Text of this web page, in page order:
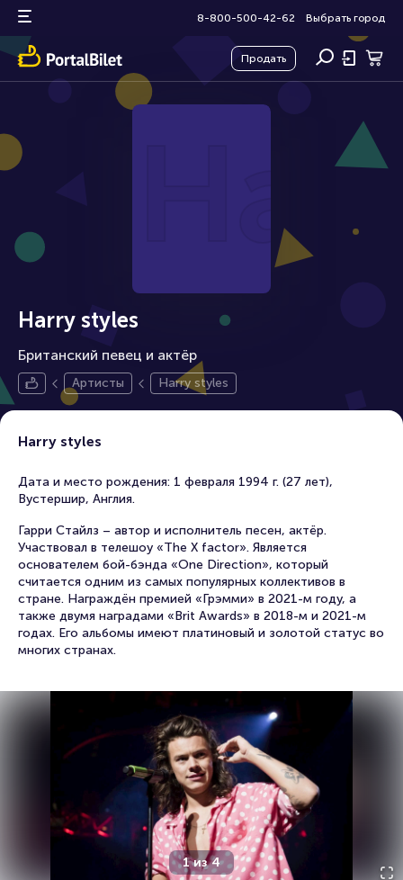
8-800-500-42-62 Выбрать город
Продать
Harry styles
Британский певец и актёр
Артисты Harry styles
Harry styles
Дата и место рождения: 1 февраля 1994 г. (27 лет),
Вустершир, Англия.
Гарри Стайлз – автор и исполнитель песен, актёр.
Участвовал в телешоу «The X factor». Является
основателем бой-бэнда «One Direction», который
считается одним из самых популярных коллективов в
стране. Награждён премией «Грэмми» в 2021-м году, а
также двумя наградами «Brit Аwards» в 2018-м и 2021-м
годах. Его альбомы имеют платиновый и золотой статус во
многих странах.
1 из 4